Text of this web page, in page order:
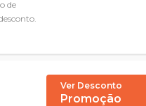
de
Ver Desconto
Promoção